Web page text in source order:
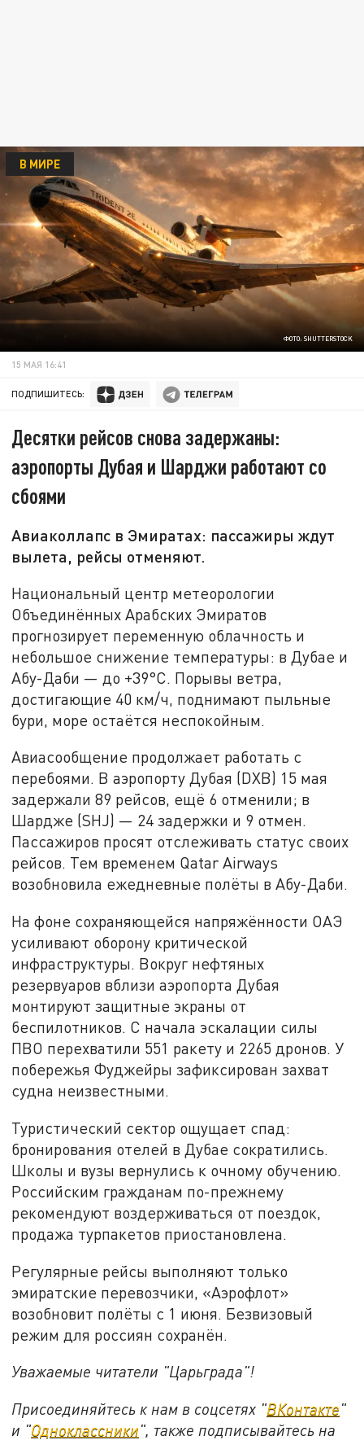
ФОТО: SHUTTERSTOCK
В МИРЕ
15 МАЯ 16:41
ПОДПИШИТЕСЬ:
Десятки рейсов снова задержаны:
аэропорты Дубая и Шарджи работают со
сбоями
Авиаколлапс в Эмиратах: пассажиры ждут
вылета, рейсы отменяют.
Национальный центр метеорологии
Объединённых Арабских Эмиратов
прогнозирует переменную облачность и
небольшое снижение температуры: в Дубае и
Абу-Даби — до +39°C. Порывы ветра,
достигающие 40 км/ч, поднимают пыльные
бури, море остаётся неспокойным.
Авиасообщение продолжает работать с
перебоями. В аэропорту Дубая (DXB) 15 мая
задержали 89 рейсов, ещё 6 отменили; в
Шардже (SHJ) — 24 задержки и 9 отмен.
Пассажиров просят отслеживать статус своих
рейсов. Тем временем Qatar Airways
возобновила ежедневные полёты в Абу-Даби.
На фоне сохраняющейся напряжённости ОАЭ
усиливают оборону критической
инфраструктуры. Вокруг нефтяных
резервуаров вблизи аэропорта Дубая
монтируют защитные экраны от
беспилотников. С начала эскалации силы
ПВО перехватили 551 ракету и 2265 дронов. У
побережья Фуджейры зафиксирован захват
судна неизвестными.
Туристический сектор ощущает спад:
бронирования отелей в Дубае сократились.
Школы и вузы вернулись к очному обучению.
Российским гражданам по-прежнему
рекомендуют воздерживаться от поездок,
продажа турпакетов приостановлена.
Регулярные рейсы выполняют только
эмиратские перевозчики, «Аэрофлот»
возобновит полёты с 1 июня. Безвизовый
режим для россиян сохранён.
Уважаемые читатели "Царьграда"!
Присоединяйтесь к нам в соцсетях "ВКонтакте"
и "Одноклассники", также подписывайтесь на